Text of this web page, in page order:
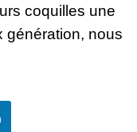
coquilles une
génération, nous